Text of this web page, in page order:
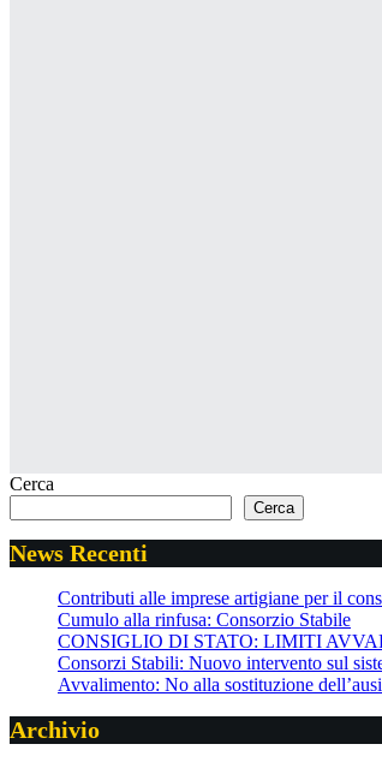
Cerca
Cerca
News Recenti
Contributi alle imprese artigiane per il
Cumulo alla rinfusa: Consorzio Stabile
CONSIGLIO DI STATO: LIMITI
Consorzi Stabili: Nuovo intervento sul
Avvalimento: No alla sostituzione
Archivio